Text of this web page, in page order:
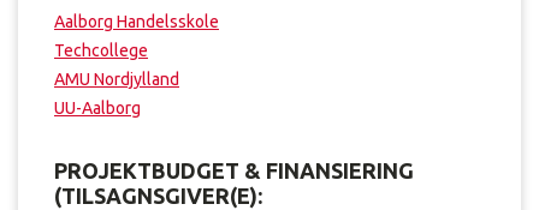
Aalborg Handelsskole
Techcollege
AMU Nordjylland
UU-Aalborg
PROJEKTBUDGET & FINANSIERING
(TILSAGNSGIVER(E):